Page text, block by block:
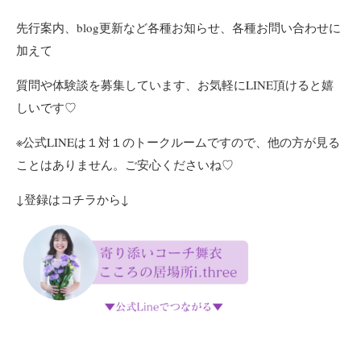
先行案内、blog更新など各種お知らせ、各種お問い合わせに
加えて
質問や体験談を募集しています、お気軽にLINE頂けると嬉
しいです♡
※公式LINEは１対１のトークルームですので、他の方が見る
ことはありません。ご安心くださいね♡
↓登録はコチラから↓